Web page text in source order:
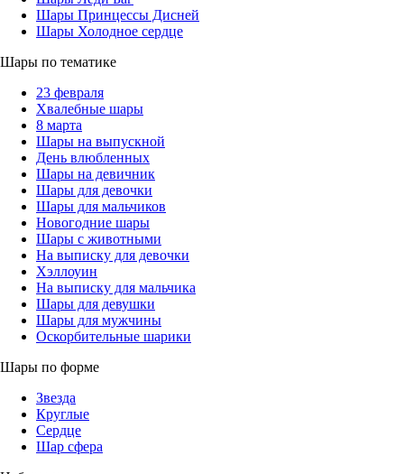
Шары Принцессы Дисней
Шары Холодное сердце
Шары по тематике
23 февраля
Хвалебные шары
8 марта
Шары на выпускной
День влюбленных
Шары на девичник
Шары для девочки
Шары для мальчиков
Новогодние шары
Шары с животными
На выписку для девочки
Хэллоуин
На выписку для мальчика
Шары для девушки
Шары для мужчины
Оскорбительные шарики
Шары по форме
Звезда
Круглые
Сердце
Шар сфера